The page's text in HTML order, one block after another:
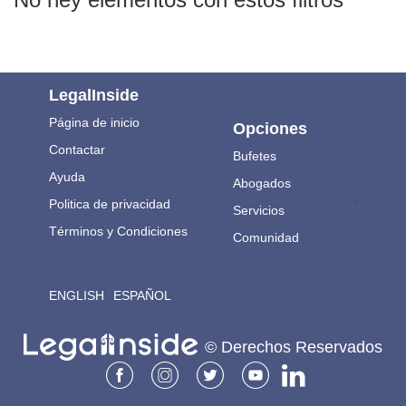
LegalInside
Página de inicio
Contactar
Ayuda
Politica de privacidad
Términos y Condiciones
ENGLISH ESPAÑOL
Opciones
Bufetes
Abogados
Servicios
Comunidad
.
© Derechos Reservados